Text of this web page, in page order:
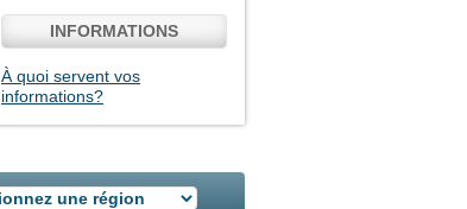
INFORMATIONS
À quoi servent vos
informations?